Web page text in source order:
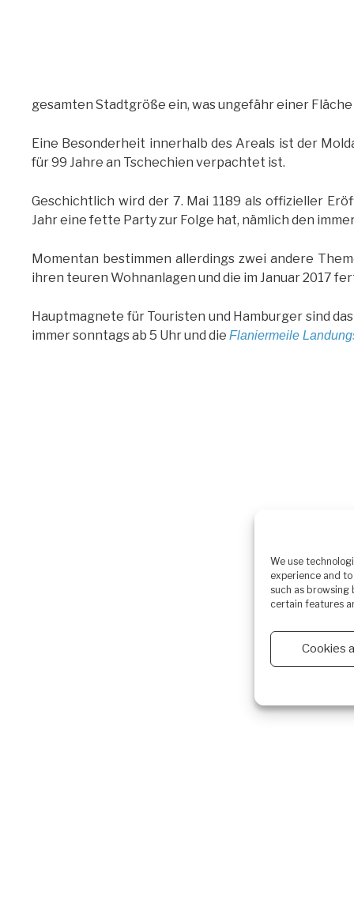
We use
experience and
such as browsing
certain features
Cookies
gesamten Stadtgröße ein, was ungefähr einer
Eine Besonderheit innerhalb des Areals ist der
für 99 Jahre an Tschechien verpachtet ist.
Geschichtlich wird der 7. Mai 1189 als offizieller
Jahr eine fette Party zur Folge hat, nämlich den
Momentan bestimmen allerdings zwei andere
ihren teuren Wohnanlagen und die im Januar 2017
Hauptmagnete für Touristen und Hamburger sind
immer sonntags ab 5 Uhr und die Flaniermeile